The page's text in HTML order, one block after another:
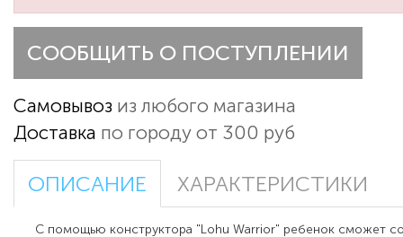
СООБЩИТЬ О ПОСТУПЛЕНИИ
Самовывоз из любого магазина
Доставка по городу от 300 руб
ОПИСАНИЕ ХАРАКТЕРИСТИКИ
С помощью конструктора "Lohu Warrior" ребенок сможет